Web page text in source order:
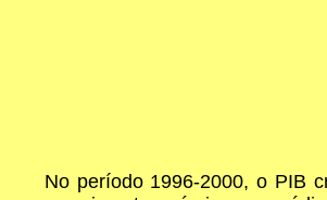
No período 1996-2000, o PIB